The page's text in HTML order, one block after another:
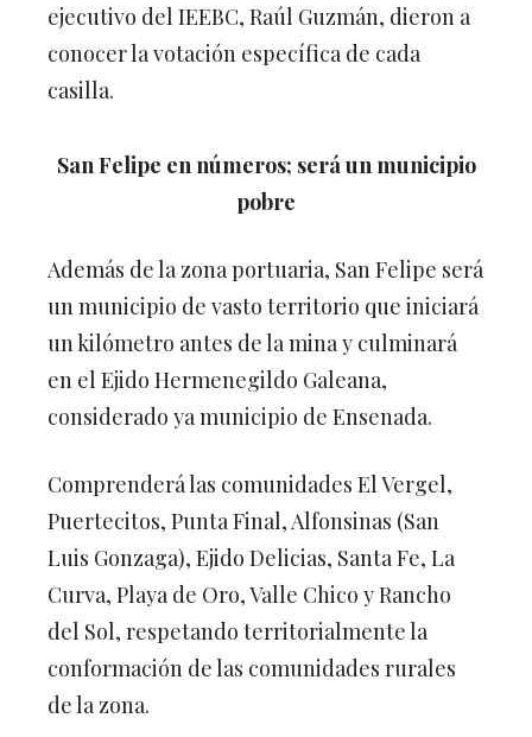
ejecutivo del IEEBC, Raúl Guzmán, dieron a
conocer la votación específica de cada
casilla.
San Felipe en números; será un municipio
pobre
Además de la zona portuaria, San Felipe será
un municipio de vasto territorio que iniciará
un kilómetro antes de la mina y culminará
en el Ejido Hermenegildo Galeana,
considerado ya municipio de Ensenada.
Comprenderá las comunidades El Vergel,
Puertecitos, Punta Final, Alfonsinas (San
Luis Gonzaga), Ejido Delicias, Santa Fe, La
Curva, Playa de Oro, Valle Chico y Rancho
del Sol, respetando territorialmente la
conformación de las comunidades rurales
de la zona.